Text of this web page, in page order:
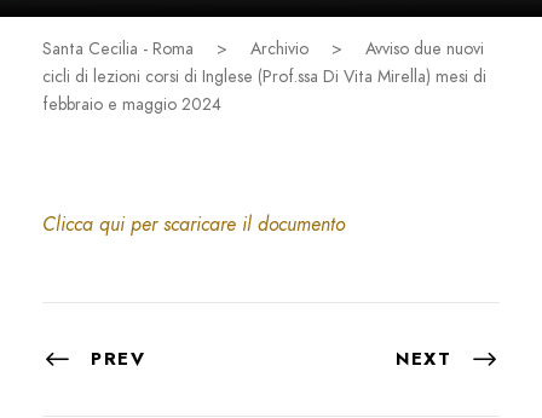
Santa Cecilia - Roma > Archivio >
Avviso due nuovi
cicli di lezioni corsi di Inglese (Prof.ssa Di Vita Mirella) mesi di
febbraio e maggio 2024
Clicca qui per scaricare il documento
PREV NEXT